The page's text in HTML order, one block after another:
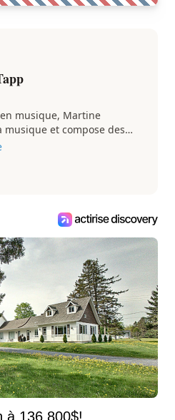
musique, Martine
musique et compose des
pendant ses temps
intérieur, elle suit de
propriétés à vendre.
à 136 800$!